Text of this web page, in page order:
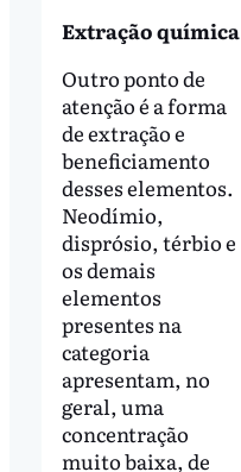
Extração química
Outro ponto de
atenção é a forma
de extração e
beneficiamento
desses elementos.
Neodímio,
disprósio, térbio e
os demais
elementos
presentes na
categoria
apresentam, no
geral, uma
concentração
muito baixa, de